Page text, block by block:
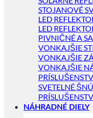
STOJANOVÉ
LED
LED
PIVNIČNÉ A
VONKAJŠIE
VONKAJŠIE
VONKAJŠIE
SVETELNÉ
NÁHRADNÉ DIELY